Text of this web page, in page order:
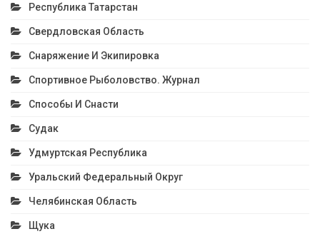
Республика Татарстан
Свердловская Область
Снаряжение И Экипировка
Спортивное Рыболовство. Журнал
Способы И Снасти
Судак
Удмуртская Республика
Уральский Федеральный Округ
Челябинская Область
Щука